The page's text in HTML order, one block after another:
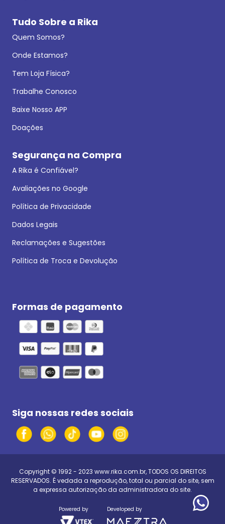
Tudo Sobre a Rika
Quem Somos?
Onde Estamos?
Tem Loja Física?
Trabalhe Conosco
Baixe Nosso APP
Doações
Segurança na Compra
A Rika é Confiável?
Avaliações no Google
Política de Privacidade
Dados Legais
Reclamações e Sugestões
Política de Troca e Devolução
Formas de pagamento
Siga nossas redes sociais
Copyright © 1992 - 2023 www.rika.com.br, TODOS OS DIREITOS
RESERVADOS. É vedada a reprodução, total ou parcial do site, sem
a expressa autorização da administradora do site.
Powered by Developed by